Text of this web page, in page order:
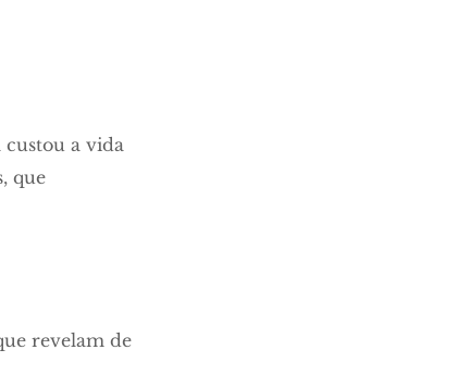
custou a vida
que
revelam de